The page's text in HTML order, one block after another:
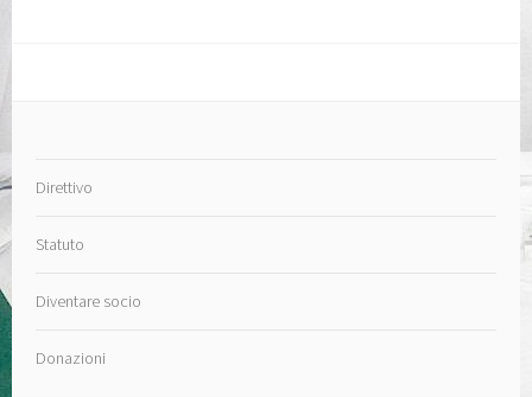
Direttivo
Statuto
Diventare socio
Donazioni